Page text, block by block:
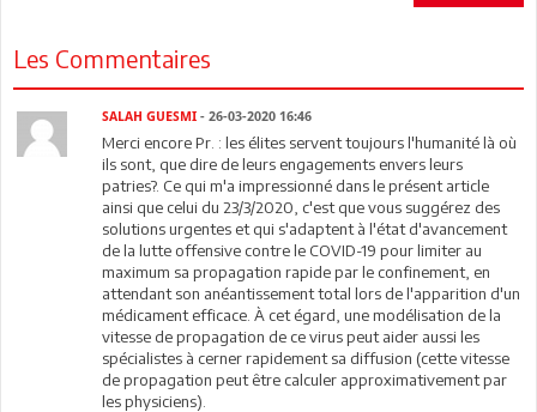
Les Commentaires
SALAH GUESMI - 26-03-2020 16:46
Merci encore Pr. : les élites servent toujours l'humanité là où
ils sont, que dire de leurs engagements envers leurs
patries?. Ce qui m'a impressionné dans le présent article
ainsi que celui du 23/3/2020, c'est que vous suggérez des
solutions urgentes et qui s'adaptent à l'état d'avancement
de la lutte offensive contre le COVID-19 pour limiter au
maximum sa propagation rapide par le confinement, en
attendant son anéantissement total lors de l'apparition d'un
médicament efficace. À cet égard, une modélisation de la
vitesse de propagation de ce virus peut aider aussi les
spécialistes à cerner rapidement sa diffusion (cette vitesse
de propagation peut être calculer approximativement par
les physiciens).